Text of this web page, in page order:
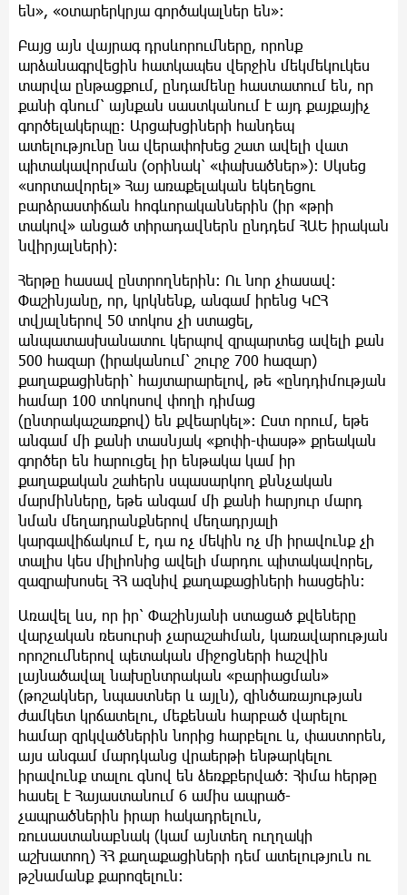
են», «օտարերկրյա գործակալներ են»:
Բայց այն վայրագ դրսևորումները, որոնք
արձանագրվեցին հատկապես վերջին մեկմեկուկես
տարվա ընթացքում, ընդամենը հաստատում են, որ
քանի գնում՝ այնքան սաստկանում է այդ քայքայիչ
գործելակերպը: Արցախցիների հանդեպ
ատելությունը նա վերափոխեց շատ ավելի վատ
պիտակավորման (օրինակ՝ «փախածներ»): Սկսեց
«սորտավորել» Հայ առաքելական եկեղեցու
բարձրաստիճան հոգևորականներին (իր «թրի
տակով» անցած տիրադավներն ընդդեմ ՀԱԵ իրական
նվիրյալների):
Հերթը հասավ ընտրողներին: Ու նոր չհասավ:
Փաշինյանը, որ, կրկնենք, անգամ իրենց ԿԸՀ
տվյալներով 50 տոկոս չի ստացել,
անպատասխանատու կերպով զրպարտեց ավելի քան
500 հազար (իրականում՝ շուրջ 700 հազար)
քաղաքացիների՝ հայտարարելով, թե «ընդդիմության
համար 100 տոկոսով փողի դիմաց
(ընտրակաշառքով) են քվեարկել»: Ըստ որում, եթե
անգամ մի քանի տասնյակ «քոփի-փասթ» քրեական
գործեր են հարուցել իր ենթակա կամ իր
քաղաքական շահերն սպասարկող քննչական
մարմինները, եթե անգամ մի քանի հարյուր մարդ
նման մեղադրանքներով մեղադրյալի
կարգավիճակում է, դա ոչ մեկին ոչ մի իրավունք չի
տալիս կես միլիոնից ավելի մարդու պիտակավորել,
զազրախոսել ՀՀ ազնիվ քաղաքացիների հասցեին:
Առավել ևս, որ իր՝ Փաշինյանի ստացած քվեները
վարչական ռեսուրսի չարաշահման, կառավարության
որոշումներով պետական միջոցների հաշվին
լայնածավալ նախընտրական «բարիացման»
(թոշակներ, նպաստներ և այլն), զինծառայության
ժամկետ կրճատելու, մեքենան հարբած վարելու
համար զրկվածներին նորից հարբելու և, փաստորեն,
այս անգամ մարդկանց վրաերթի ենթարկելու
իրավունք տալու գնով են ձեռքբերված: Հիմա հերթը
հասել է Հայաստանում 6 ամիս ապրած-
չապրածներին իրար հակադրելուն,
ռուսաստանաբնակ (կամ այնտեղ ուղղակի
աշխատող) ՀՀ քաղաքացիների դեմ ատելություն ու
թշնամանք քարոզելուն: